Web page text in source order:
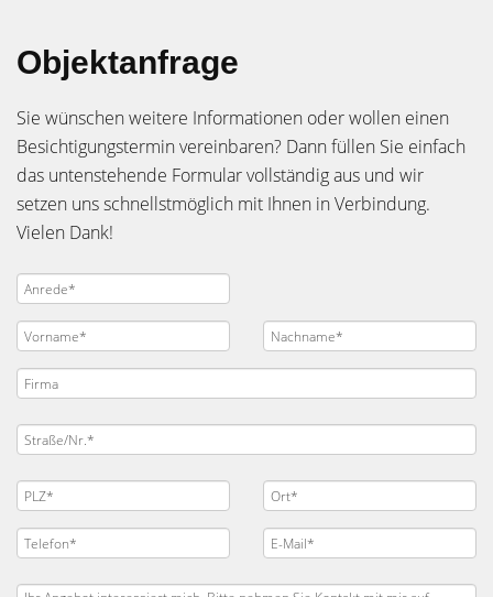
Objektanfrage
Sie wünschen weitere Informationen oder wollen einen
Besichtigungstermin vereinbaren? Dann füllen Sie einfach
das untenstehende Formular vollständig aus und wir
setzen uns schnellstmöglich mit Ihnen in Verbindung.
Vielen Dank!